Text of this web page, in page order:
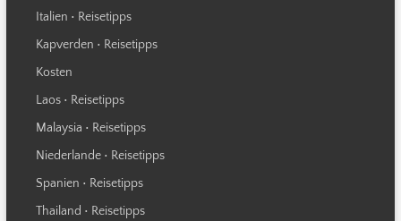
Italien • Reisetipps
Kapverden • Reisetipps
Kosten
Laos • Reisetipps
Malaysia • Reisetipps
Niederlande • Reisetipps
Spanien • Reisetipps
Thailand • Reisetipps